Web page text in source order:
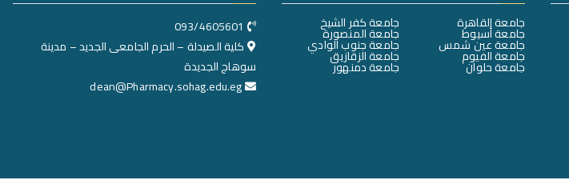
جامعة القاهرة
جامعة أسيوط
جامعة عين شمس
جامعة الفيوم
جامعة حلوان
جامعة كفر الشيخ
جامعة المنصورة
جامعة جنوب الوادي
جامعة الزقازيق
جامعة دمنهور
093/4605601
كلية الصيدلة – الحرم الجامعى الجديد – مدينة
سوهاج الجديدة
dean@Pharmacy.sohag.edu.eg